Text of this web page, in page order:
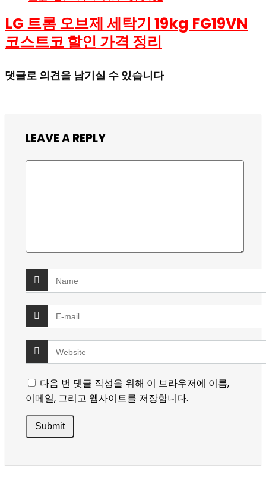
LG 트롬 오브제 세탁기 19kg FG19VN
코스트코 할인 가격 정리
댓글로 의견을 남기실 수 있습니다
LEAVE A REPLY
다음 번 댓글 작성을 위해 이 브라우저에 이름,
이메일, 그리고 웹사이트를 저장합니다.